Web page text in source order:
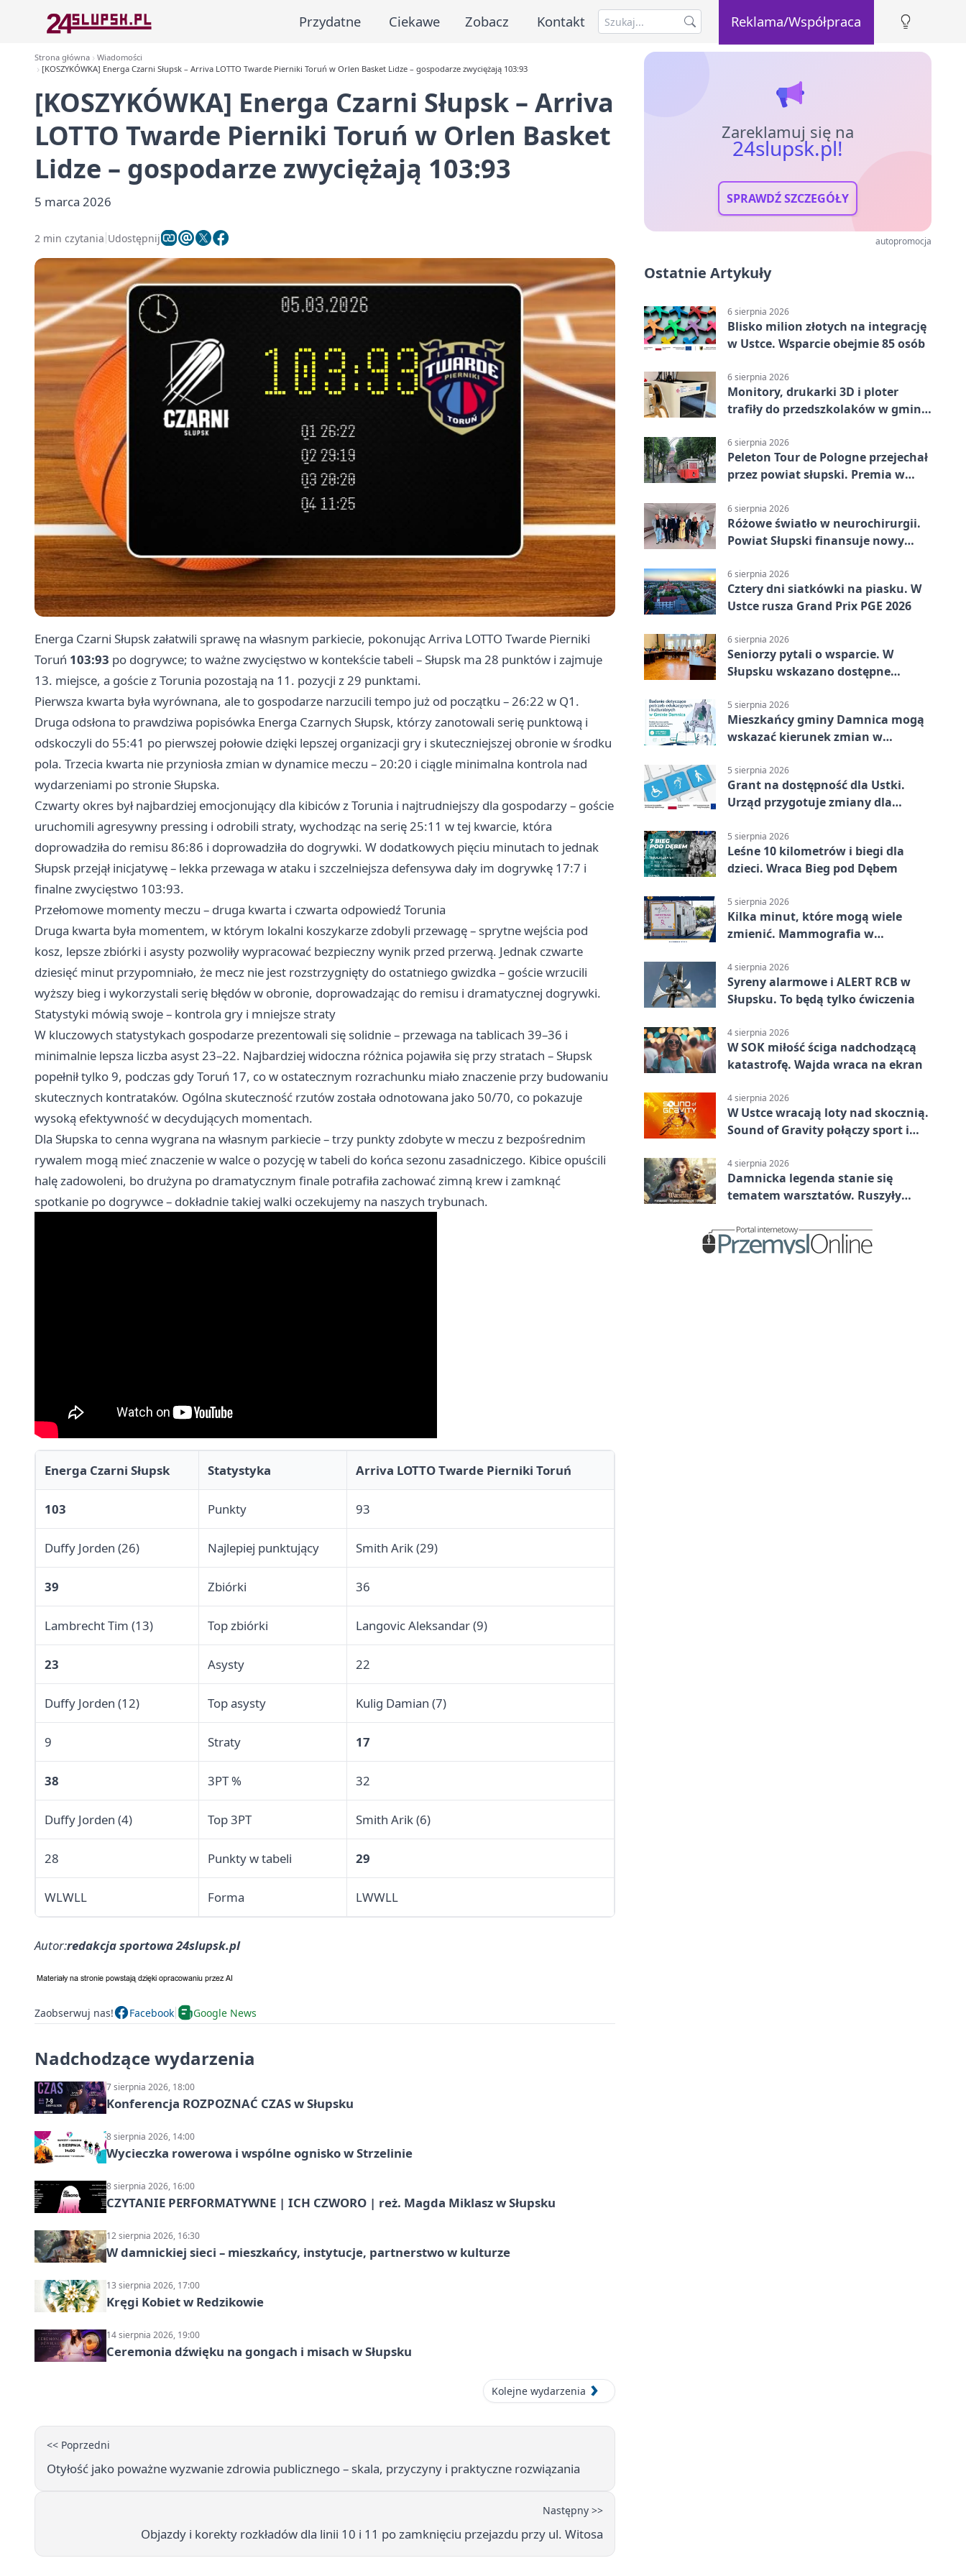
Przydatne Ciekawe Zobacz Kontakt Reklama/Współpraca
Strona główna
Wiadomości
[KOSZYKÓWKA] Energa Czarni Słupsk – Arriva LOTTO Twarde Pierniki Toruń w Orlen Basket Lidze – gospodarze zwyciężają 103:93
[KOSZYKÓWKA] Energa Czarni Słupsk – Arriva
LOTTO Twarde Pierniki Toruń w Orlen Basket
Lidze – gospodarze zwyciężają 103:93
5 marca 2026
2 min czytania Udostępnij
Energa Czarni Słupsk załatwili sprawę na własnym parkiecie, pokonując Arriva LOTTO Twarde Pierniki
Toruń 103:93 po dogrywce; to ważne zwycięstwo w kontekście tabeli – Słupsk ma 28 punktów i zajmuje
13. miejsce, a goście z Torunia pozostają na 11. pozycji z 29 punktami.
Pierwsza kwarta była wyrównana, ale to gospodarze narzucili tempo już od początku – 26:22 w Q1.
Druga odsłona to prawdziwa popisówka Energa Czarnych Słupsk, którzy zanotowali serię punktową i
odskoczyli do 55:41 po pierwszej połowie dzięki lepszej organizacji gry i skuteczniejszej obronie w środku
pola. Trzecia kwarta nie przyniosła zmian w dynamice meczu – 20:20 i ciągle minimalna kontrola nad
wydarzeniami po stronie Słupska.
Czwarty okres był najbardziej emocjonujący dla kibiców z Torunia i najtrudniejszy dla gospodarzy – goście
uruchomili agresywny pressing i odrobili straty, wychodząc na serię 25:11 w tej kwarcie, która
doprowadziła do remisu 86:86 i doprowadziła do dogrywki. W dodatkowych pięciu minutach to jednak
Słupsk przejął inicjatywę – lekka przewaga w ataku i szczelniejsza defensywa dały im dogrywkę 17:7 i
finalne zwycięstwo 103:93.
Przełomowe momenty meczu – druga kwarta i czwarta odpowiedź Torunia
Druga kwarta była momentem, w którym lokalni koszykarze zdobyli przewagę – sprytne wejścia pod
kosz, lepsze zbiórki i asysty pozwoliły wypracować bezpieczny wynik przed przerwą. Jednak czwarte
dziesięć minut przypomniało, że mecz nie jest rozstrzygnięty do ostatniego gwizdka – goście wrzucili
wyższy bieg i wykorzystali serię błędów w obronie, doprowadzając do remisu i dramatycznej dogrywki.
Statystyki mówią swoje – kontrola gry i mniejsze straty
W kluczowych statystykach gospodarze prezentowali się solidnie – przewaga na tablicach 39–36 i
minimalnie lepsza liczba asyst 23–22. Najbardziej widoczna różnica pojawiła się przy stratach – Słupsk
popełnił tylko 9, podczas gdy Toruń 17, co w ostatecznym rozrachunku miało znaczenie przy budowaniu
skutecznych kontrataków. Ogólna skuteczność rzutów została odnotowana jako 50/70, co pokazuje
wysoką efektywność w decydujących momentach.
Dla Słupska to cenna wygrana na własnym parkiecie – trzy punkty zdobyte w meczu z bezpośrednim
rywalem mogą mieć znaczenie w walce o pozycję w tabeli do końca sezonu zasadniczego. Kibice opuścili
halę zadowoleni, bo drużyna po dramatycznym finale potrafiła zachować zimną krew i zamknąć
spotkanie po dogrywce – dokładnie takiej walki oczekujemy na naszych trybunach.
Energa Czarni Słupsk Statystyka Arriva LOTTO Twarde Pierniki Toruń
103 Punkty 93
Duffy Jorden (26) Najlepiej punktujący Smith Arik (29)
39 Zbiórki 36
Lambrecht Tim (13) Top zbiórki Langovic Aleksandar (9)
23 Asysty 22
Duffy Jorden (12) Top asysty Kulig Damian (7)
9 Straty 17
38 3PT % 32
Duffy Jorden (4) Top 3PT Smith Arik (6)
28 Punkty w tabeli 29
WLWLL Forma LWWLL
Autor:redakcja sportowa 24slupsk.pl
Zaobserwuj nas! Facebook Google News
Nadchodzące wydarzenia
7 sierpnia 2026, 18:00
Konferencja ROZPOZNAĆ CZAS w Słupsku
8 sierpnia 2026, 14:00
Wycieczka rowerowa i wspólne ognisko w Strzelinie
8 sierpnia 2026, 16:00
CZYTANIE PERFORMATYWNE | ICH CZWORO | reż. Magda Miklasz w Słupsku
12 sierpnia 2026, 16:30
W damnickiej sieci – mieszkańcy, instytucje, partnerstwo w kulturze
13 sierpnia 2026, 17:00
Kręgi Kobiet w Redzikowie
14 sierpnia 2026, 19:00
Ceremonia dźwięku na gongach i misach w Słupsku
Kolejne wydarzenia
<< Poprzedni
Otyłość jako poważne wyzwanie zdrowia publicznego – skala, przyczyny i praktyczne rozwiązania
Następny >>
Objazdy i korekty rozkładów dla linii 10 i 11 po zamknięciu przejazdu przy ul. Witosa
Zareklamuj się na
24slupsk.pl!
SPRAWDŹ SZCZEGÓŁY
autopromocja
Ostatnie Artykuły
6 sierpnia 2026
Blisko milion złotych na integrację
w Ustce. Wsparcie obejmie 85 osób
6 sierpnia 2026
Monitory, drukarki 3D i ploter
trafiły do przedszkolaków w gminie
6 sierpnia 2026
Peleton Tour de Pologne przejechał
przez powiat słupski. Premia w
6 sierpnia 2026
Różowe światło w neurochirurgii.
Powiat Słupski finansuje nowy
6 sierpnia 2026
Cztery dni siatkówki na piasku. W
Ustce rusza Grand Prix PGE 2026
6 sierpnia 2026
Seniorzy pytali o wsparcie. W
Słupsku wskazano dostępne
5 sierpnia 2026
Mieszkańcy gminy Damnica mogą
wskazać kierunek zmian w
5 sierpnia 2026
Grant na dostępność dla Ustki.
Urząd przygotuje zmiany dla
5 sierpnia 2026
Leśne 10 kilometrów i biegi dla
dzieci. Wraca Bieg pod Dębem
5 sierpnia 2026
Kilka minut, które mogą wiele
zmienić. Mammografia w
4 sierpnia 2026
Syreny alarmowe i ALERT RCB w
Słupsku. To będą tylko ćwiczenia
4 sierpnia 2026
W SOK miłość ściga nadchodzącą
katastrofę. Wajda wraca na ekran
4 sierpnia 2026
W Ustce wracają loty nad skocznią.
Sound of Gravity połączy sport i
4 sierpnia 2026
Damnicka legenda stanie się
tematem warsztatów. Ruszyły